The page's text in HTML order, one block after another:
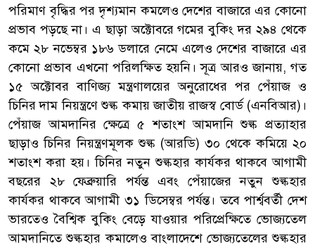
পরিমাণ বৃদ্ধির পর দৃশ্যমান কমলেও দেশের বাজারে এর কোনো
প্রভাব পড়ছে না। এ ছাড়া অক্টোবরে গমের বুকিং দর ২৯৪ থেকে
কমে ২৮ নভেম্বর ১৮৬ ডলারে নেমে এলেও দেশের বাজারে এর
কোনো প্রভাব এখনো পরিলক্ষিত হয়নি। সূত্র আরও জানায়, গত
১৫ অক্টোবর বাণিজ্য মন্ত্রণালয়ের অনুরোধের পর পেঁয়াজ ও
চিনির দাম নিয়ন্ত্রণে শুল্ক কমায় জাতীয় রাজস্ব বোর্ড (এনবিআর)।
পেঁয়াজ আমদানির ক্ষেত্রে ৫ শতাংশ আমদানি শুল্ক প্রত্যাহার
ছাড়াও চিনির নিয়ন্ত্রণমূলক শুল্ক (আরডি) ৩০ থেকে কমিয়ে ২০
শতাংশ করা হয়। চিনির নতুন শুল্কহার কার্যকর থাকবে আগামী
বছরের ২৮ ফেব্রুয়ারি পর্যন্ত এবং পেঁয়াজের নতুন শুল্কহার
কার্যকর থাকবে আগামী ৩১ ডিসেম্বর পর্যন্ত। তবে পার্শ্ববর্তী দেশ
ভারতেও বৈশ্বিক বুকিং বেড়ে যাওয়ার পরিপ্রেক্ষিতে ভোজ্যতেল
আমদানিতে শুল্কহার কমালেও বাংলাদেশে ভোজ্যতেলের শুল্কহার